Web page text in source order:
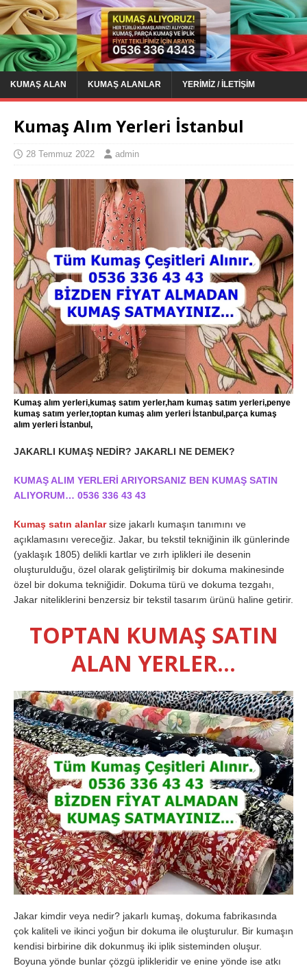
KUMAŞ ALAN KUMAŞ ALANLAR YERIMIZ / İLETIŞIM
Kumaş Alım Yerleri İstanbul
28 Temmuz 2022 admin
Kumaş alım yerleri,kumaş satım yerler,ham kumaş satım yerleri,penye
kumaş satım yerler,toptan kumaş alım yerleri İstanbul,parça kumaş
alım yerleri İstanbul,
JAKARLI KUMAŞ NEDİR? JAKARLI NE DEMEK?
KUMAŞ ALIM YERLERİ ARIYORSANIZ BEN KUMAŞ SATIN
ALIYORUM… 0536 336 43 43
Kumaş satın alanlarsize jakarlı kumaşın tanımını ve
açıklamasını vereceğiz. Jakar, bu tekstil tekniğinin ilk günlerinde
(yaklaşık 1805) delikli kartlar ve zırh iplikleri ile desenin
oluşturulduğu, özel olarak geliştirilmiş bir dokuma makinesinde
özel bir dokuma tekniğidir. Dokuma türü ve dokuma tezgahı,
Jakar niteliklerini benzersiz bir tekstil tasarım ürünü haline getirir.
TOPTAN KUMAŞ SATIN
ALAN YERLER…
Jakar kimdir veya nedir? jakarlı kumaş, dokuma fabrikasında
çok kaliteli ve ikinci yoğun bir dokuma ile oluşturulur. Bir kumaşın
kendisi birbirine dik dokunmuş iki iplik sisteminden oluşur.
Boyuna yönde bunlar çözgü iplikleridir ve enine yönde ise atkı